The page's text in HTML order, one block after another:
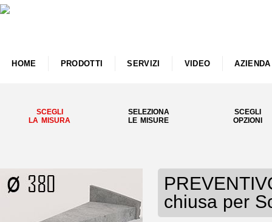
HOME PRODOTTI SERVIZI VIDEO AZIENDA
SCEGLI
LA MISURA
SELEZIONA
LE MISURE
SCEGLI
OPZIONI
chiusa per